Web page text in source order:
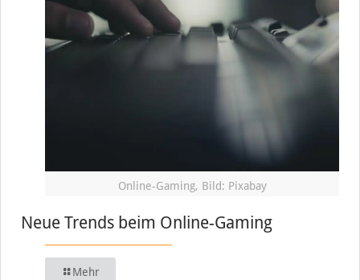
Online-Gaming, Bild: Pixabay
Neue Trends beim Online-Gaming
Mehr